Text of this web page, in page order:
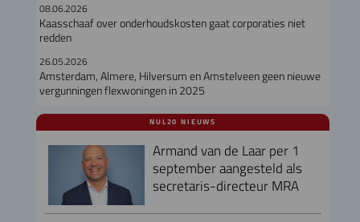
08.06.2026
Kaasschaaf over onderhoudskosten gaat corporaties niet
redden
26.05.2026
Amsterdam, Almere, Hilversum en Amstelveen geen nieuwe
vergunningen flexwoningen in 2025
NUL20 NIEUWS
Armand van de Laar per 1
september aangesteld als
secretaris-directeur MRA